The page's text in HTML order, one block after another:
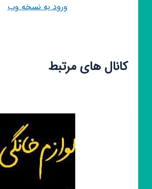
ورود به نسخه وب
کانال های مرتبط